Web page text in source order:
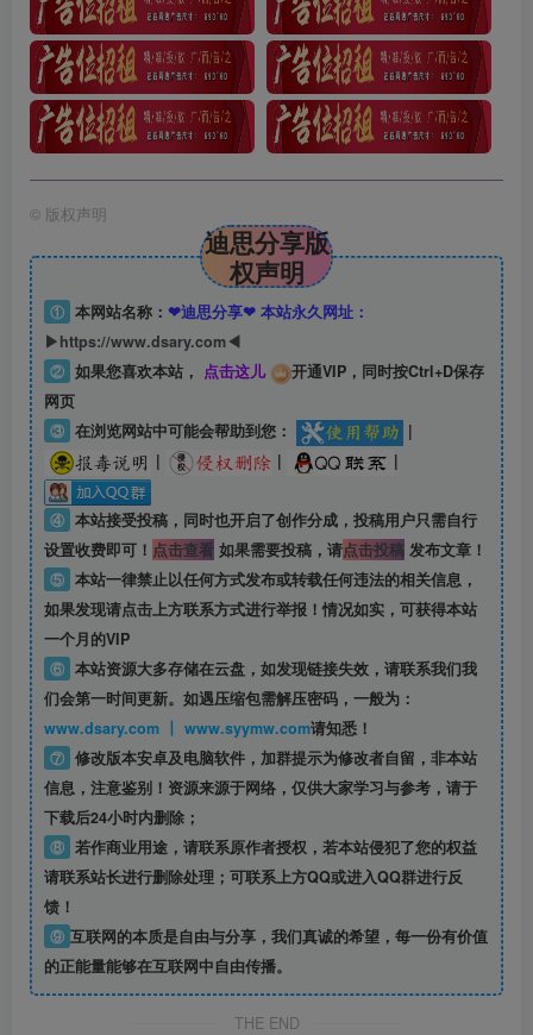
© 版权声明
迪思分享版
权声明
① 本网站名称： ❤迪思分享❤ 本站永久网址：
▶https://www.dsary.com◀
② 如果您喜欢本站， 点击这儿
开通VIP，同时按Ctrl+D保存
网页
③ 在浏览网站中可能会帮助到您：
|
|
| |
④ 本站接受投稿，同时也开启了创作分成，投稿用户只需自行
设置收费即可！ 点击查看如果需要投稿，请点击投稿发布文章！
⑤ 本站一律禁止以任何方式发布或转载任何违法的相关信息，
如果发现请点击上方联系方式进行举报！情况如实，可获得本站
一个月的VIP
⑥ 本站资源大多存储在云盘，如发现链接失效，请联系我们我
们会第一时间更新。如遇压缩包需解压密码，一般为：
www.dsary.com 丨 www.syymw.com请知悉！
⑦ 修改版本安卓及电脑软件，加群提示为修改者自留， 非本站
信息，注意鉴别！资源来源于网络，仅供大家学习与参考，请于
下载后24小时内删除；
⑧ 若作商业用途，请联系原作者授权，若本站侵犯了您的权益
请联系站长进行删除处理；可联系上方QQ或进入QQ群进行反
馈！
⑨ 互联网的本质是自由与分享，我们真诚的希望，每一份有价值
的正能量能够在互联网中自由传播。
THE END